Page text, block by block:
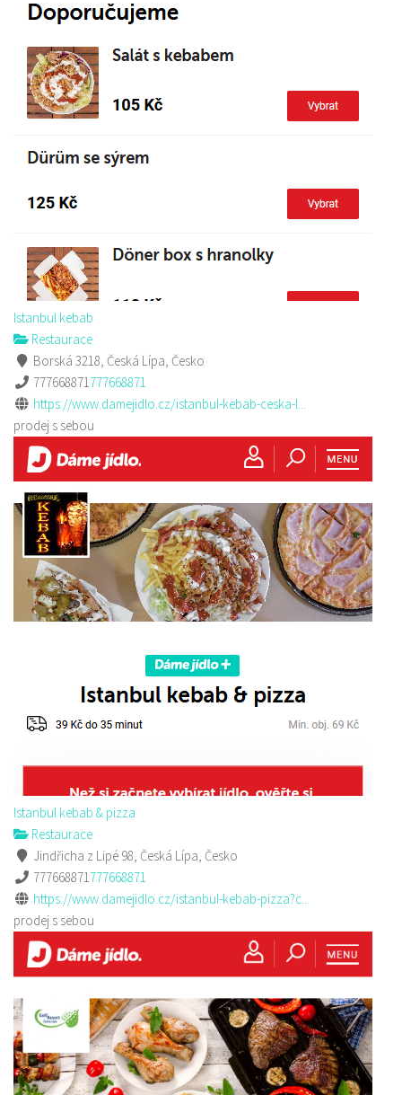
Istanbul kebab
Restaurace
Borská 3218, Česká Lípa, Česko
777668871777668871
https://www.damejidlo.cz/istanbul-kebab-ceska-l...
prodej s sebou
Istanbul kebab & pizza
Restaurace
Jindřicha z Lipé 98, Česká Lípa, Česko
777668871777668871
https://www.damejidlo.cz/istanbul-kebab-pizza?c...
prodej s sebou